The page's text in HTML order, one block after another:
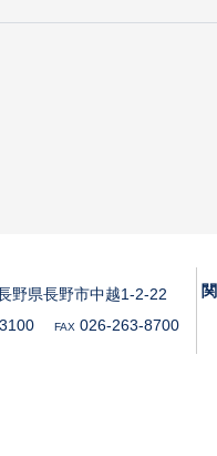
野県長野市中越1-2-22
FAX 026-263-8700